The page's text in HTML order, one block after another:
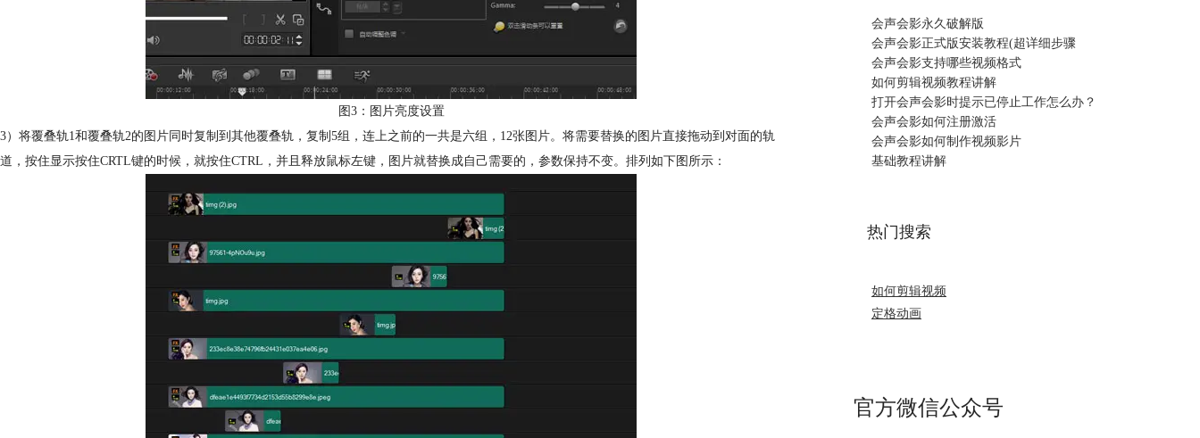
图3：图片亮度设置
3）将覆叠轨1和覆叠轨2的图片同时复制到其他覆叠轨，复制5组，连上之前的一共是六组，12张图片。将需要替换的图片直接拖动到对面的轨
道，按住显示按住CRTL键的时候，就按住CTRL，并且释放鼠标左键，图片就替换成自己需要的，参数保持不变。排列如下图所示：
会声会影永久破解版
会声会影正式版安装教程(超详细步骤
会声会影支持哪些视频格式
如何剪辑视频教程讲解
打开会声会影时提示已停止工作怎么办？
会声会影如何注册激活
会声会影如何制作视频影片
基础教程讲解
热门搜索
如何剪辑视频
定格动画
官方微信公众号